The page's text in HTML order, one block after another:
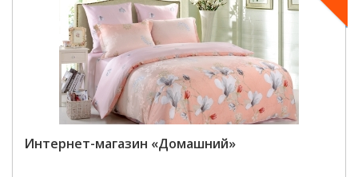
Интернет-магазин «Домашний»